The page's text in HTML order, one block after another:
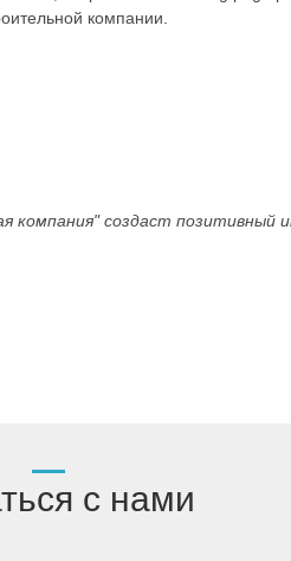
компании.
создаст позитивный
с нами